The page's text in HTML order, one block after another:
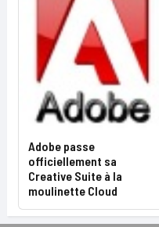
Adobe passe
officiellement sa
Creative Suite à la
moulinette Cloud